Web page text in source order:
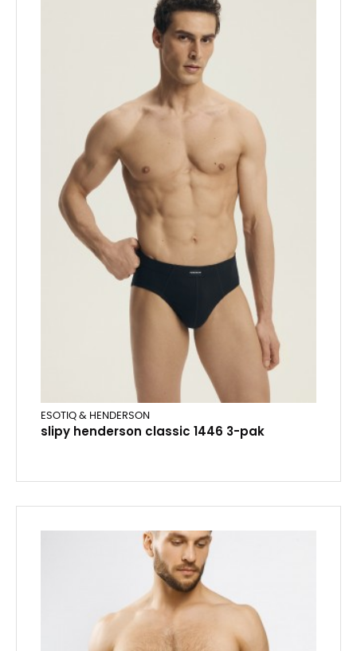
ESOTIQ & HENDERSON
slipy henderson classic 1446 3-pak